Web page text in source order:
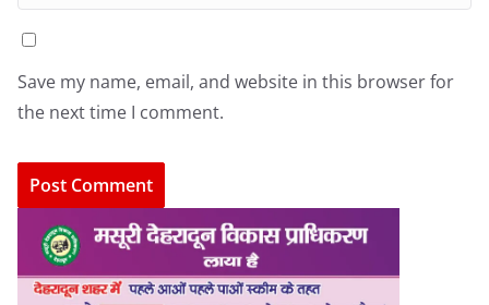
Save my name, email, and website in this browser for
the next time I comment.